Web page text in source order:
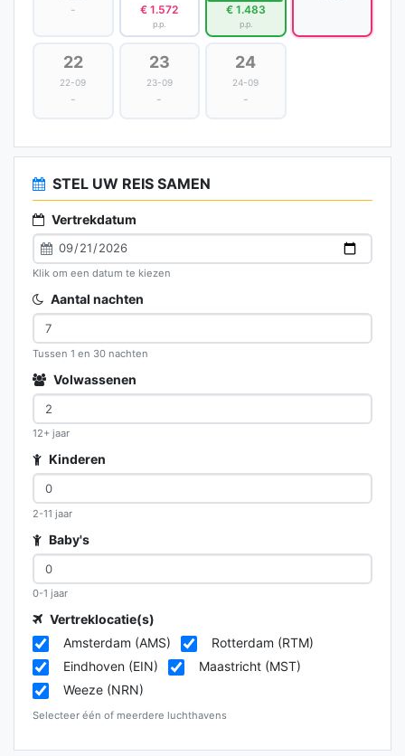
- € 1.572
p.p.
€ 1.483
p.p.
22
22-09
-
23
23-09
-
24
24-09
-
STEL UW REIS SAMEN
Vertrekdatum
Klik om een datum te kiezen
Aantal nachten
Tussen 1 en 30 nachten
Volwassenen
12+ jaar
Kinderen
2-11 jaar
Baby's
0-1 jaar
Vertreklocatie(s)
Amsterdam (AMS)
Rotterdam (RTM)
Eindhoven (EIN)
Maastricht (MST)
Weeze (NRN)
Selecteer één of meerdere luchthavens